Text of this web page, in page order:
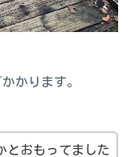
かります。
とおもってました